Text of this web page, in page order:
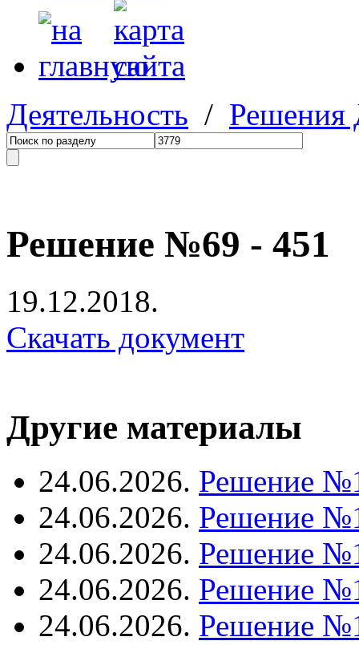
Деятельность /
Решение №69 - 451
19.12.2018.
Скачать документ
Другие материалы
24.06.2026. Решение
24.06.2026. Решение
24.06.2026. Решение
24.06.2026. Решение
24.06.2026. Решение